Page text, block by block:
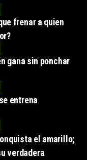
frenar a quien
gana sin ponchar
entrena
el amarillo;
verdadera